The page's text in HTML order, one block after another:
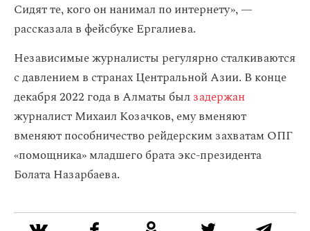
Сидят те, кого он нанимал по интернету», —
рассказала в фейсбуке Ергалиева.
Независимые журналисты регулярно сталкиваются
с давлением в странах Центральной Азии. В конце
декабря 2022 года в Алматы был задержан
журналист Михаил Козачков, ему вменяют
вменяют пособничество рейдерским захватам ОПГ
«помощника» младшего брата экс-президента
Болата Назарбаева.